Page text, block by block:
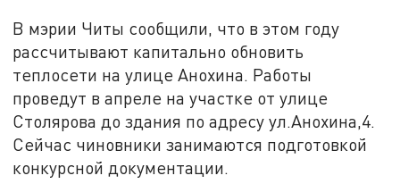
В мэрии Читы сообщили, что в этом году
рассчитывают капитально обновить
теплосети на улице Анохина. Работы
проведут в апреле на участке от улице
Столярова до здания по адресу ул.Анохина,4.
Сейчас чиновники занимаются подготовкой
конкурсной документации.